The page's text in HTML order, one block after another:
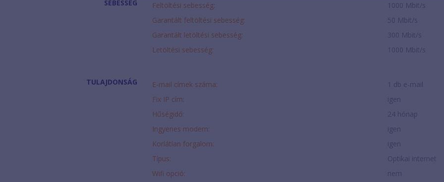
SEBESSÉG Feltöltési sebesség:
1000 Mbit/s
Garantált feltöltési sebesség:
50 Mbit/s
Garantált letöltési sebesség:
300 Mbit/s
Letöltési sebesség:
1000 Mbit/s
TULAJDONSÁG E-mail címek száma:
1 db e-mail
Fix IP cím:
igen
Hűségidő:
24 hónap
Ingyenes modem:
igen
Korlátlan forgalom:
igen
Típus:
Optikai internet
Wifi opció:
nem